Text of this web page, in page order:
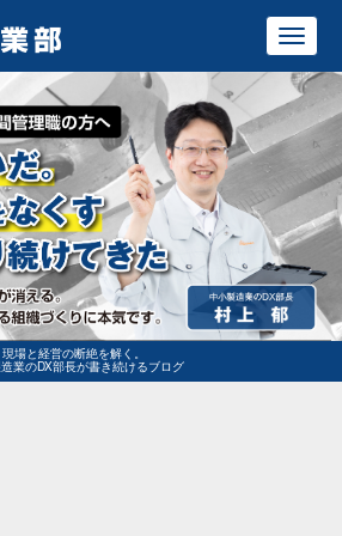
現場と経営の断絶を解く。
業のDX部長が書き続けるブログ